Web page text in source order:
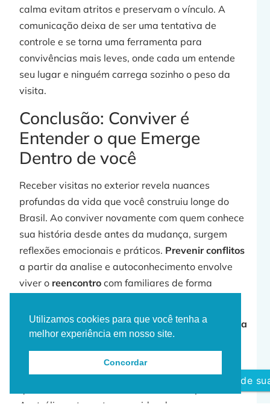
calma evitam atritos e preservam o vínculo. A
comunicação deixa de ser uma tentativa de
controle e se torna uma ferramenta para
convivências mais leves, onde cada um entende
seu lugar e ninguém carrega sozinho o peso da
visita.
Conclusão: Conviver é
Entender o que Emerge
Dentro de você
Receber visitas no exterior revela nuances
profundas da vida que você construiu longe do
Brasil. Ao conviver novamente com quem conhece
sua história desde antes da mudança, surgem
reflexões emocionais e práticos. Prevenir conflitos
a partir da analise e autoconhecimento envolve
viver o reencontro com familiares de forma
Independentemente da localização, apsicoterapia
onlinegarante a existência desse espaço crucial
conflitos familiares. Assim, auxiliando brasileiros
Austrália, entre outros a cuidar de seus
Agende
Utilizamos cookies para que você tenha a
melhor experiência em nosso site.
Concordar